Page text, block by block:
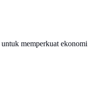
memperkuat ekonomi